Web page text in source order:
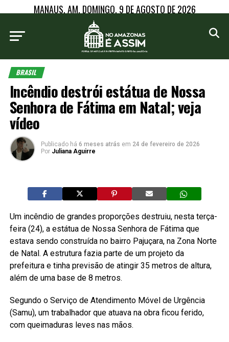
MANAUS, AM, DOMINGO, 9 DE AGOSTO DE 2026
BRASIL
Incêndio destrói estátua de Nossa
Senhora de Fátima em Natal; veja
vídeo
Publicado há 6 meses atrás em 24 de fevereiro de 2026
Por Juliana Aguirre
Um incêndio de grandes proporções destruiu, nesta terça-
feira (24), a estátua de Nossa Senhora de Fátima que
estava sendo construída no bairro Pajuçara, na Zona Norte
de Natal. A estrutura fazia parte de um projeto da
prefeitura e tinha previsão de atingir 35 metros de altura,
além de uma base de 8 metros.
Segundo o Serviço de Atendimento Móvel de Urgência
(Samu), um trabalhador que atuava na obra ficou ferido,
com queimaduras leves nas mãos.